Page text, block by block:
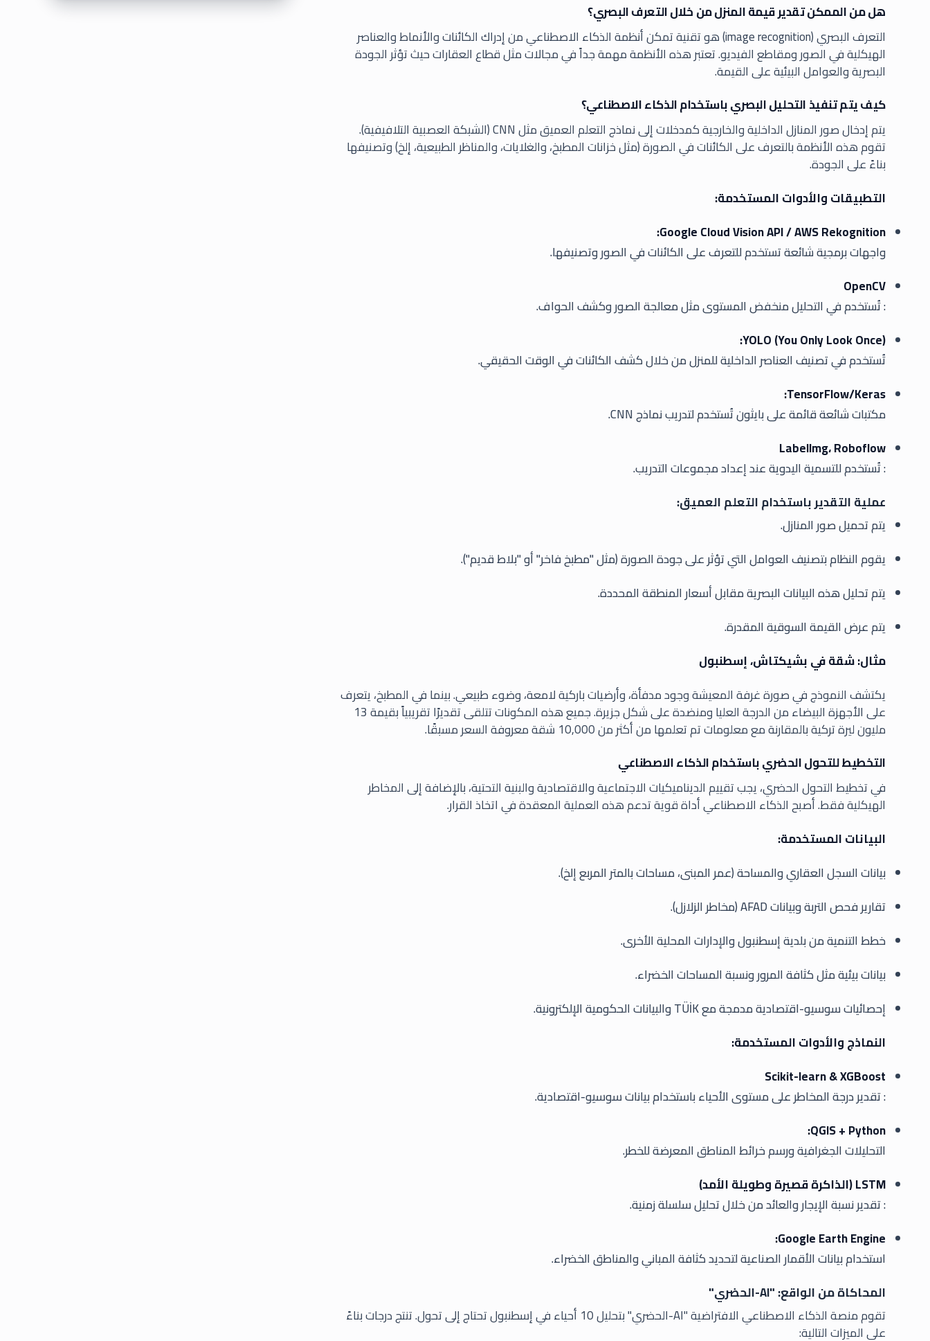
هل من الممكن تقدير قيمة المنزل من خلال التعرف البصري؟
التعرف البصري (image recognition) هو تقنية تمكن أنظمة الذكاء الاصطناعي من إدراك الكائنات والأنماط والعناصر
الهيكلية في الصور ومقاطع الفيديو. تعتبر هذه الأنظمة مهمة جداً في مجالات مثل قطاع العقارات حيث تؤثر الجودة
البصرية والعوامل البيئية على القيمة.
كيف يتم تنفيذ التحليل البصري باستخدام الذكاء الاصطناعي؟
يتم إدخال صور المنازل الداخلية والخارجية كمدخلات إلى نماذج التعلم العميق مثل CNN (الشبكة العصبية التلافيفية).
تقوم هذه الأنظمة بالتعرف على الكائنات في الصورة (مثل خزانات المطبخ، والغلايات، والمناظر الطبيعية، إلخ) وتصنيفها
بناءً على الجودة.
التطبيقات والأدوات المستخدمة:
Google Cloud Vision API / AWS Rekognition:
واجهات برمجية شائعة تستخدم للتعرف على الكائنات في الصور وتصنيفها.
OpenCV
: تُستخدم في التحليل منخفض المستوى مثل معالجة الصور وكشف الحواف.
YOLO (You Only Look Once):
تُستخدم في تصنيف العناصر الداخلية للمنزل من خلال كشف الكائنات في الوقت الحقيقي.
TensorFlow/Keras:
مكتبات شائعة قائمة على بايثون تُستخدم لتدريب نماذج CNN.
LabelImg، Roboflow
: تُستخدم للتسمية اليدوية عند إعداد مجموعات التدريب.
عملية التقدير باستخدام التعلم العميق:
يتم تحميل صور المنازل.
يقوم النظام بتصنيف العوامل التي تؤثر على جودة الصورة (مثل "مطبخ فاخر" أو "بلاط قديم").
يتم تحليل هذه البيانات البصرية مقابل أسعار المنطقة المحددة.
يتم عرض القيمة السوقية المقدرة.
مثال: شقة في بشيكتاش، إسطنبول
يكتشف النموذج في صورة غرفة المعيشة وجود مدفأة، وأرضيات باركية لامعة، وضوء طبيعي. بينما في المطبخ، يتعرف
على الأجهزة البيضاء من الدرجة العليا ومنضدة على شكل جزيرة. جميع هذه المكونات تتلقى تقديرًا تقريبياً بقيمة 13
مليون ليرة تركية بالمقارنة مع معلومات تم تعلمها من أكثر من 10,000 شقة معروفة السعر مسبقًا.
التخطيط للتحول الحضري باستخدام الذكاء الاصطناعي
في تخطيط التحول الحضري، يجب تقييم الديناميكيات الاجتماعية والاقتصادية والبنية التحتية، بالإضافة إلى المخاطر
الهيكلية فقط. أصبح الذكاء الاصطناعي أداة قوية تدعم هذه العملية المعقدة في اتخاذ القرار.
البيانات المستخدمة:
بيانات السجل العقاري والمساحة (عمر المبنى، مساحات بالمتر المربع إلخ).
تقارير فحص التربة وبيانات AFAD (مخاطر الزلازل).
خطط التنمية من بلدية إسطنبول والإدارات المحلية الأخرى.
بيانات بيئية مثل كثافة المرور ونسبة المساحات الخضراء.
إحصائيات سوسيو-اقتصادية مدمجة مع TÜİK والبيانات الحكومية الإلكترونية.
النماذج والأدوات المستخدمة:
Scikit-learn & XGBoost
: تقدير درجة المخاطر على مستوى الأحياء باستخدام بيانات سوسيو-اقتصادية.
QGIS + Python:
التحليلات الجغرافية ورسم خرائط المناطق المعرضة للخطر.
LSTM (الذاكرة قصيرة وطويلة الأمد)
: تقدير نسبة الإيجار والعائد من خلال تحليل سلسلة زمنية.
Google Earth Engine:
استخدام بيانات الأقمار الصناعية لتحديد كثافة المباني والمناطق الخضراء.
المحاكاة من الواقع: "AI-الحضري"
تقوم منصة الذكاء الاصطناعي الافتراضية "AI-الحضري" بتحليل 10 أحياء في إسطنبول تحتاج إلى تحول. تنتج درجات بناءً
على الميزات التالية: